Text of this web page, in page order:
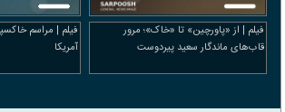
فیلم | از «پاورچین» تا «خاک»؛ مرور
قاب‌های ماندگار سعید پیردوست
فیلم | مراسم
آمریکا